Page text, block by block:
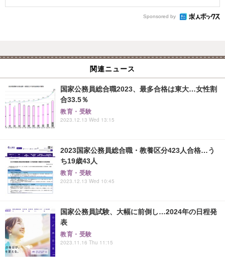
Sponsored by
関連ニュース
国家公務員総合職2023、最多合格は東大…女性割
合33.5％
教育・受験
2023.12.13 Wed 13:15
2023国家公務員総合職・教養区分423人合格…う
ち19歳43人
教育・受験
2023.12.13 Wed 10:45
国家公務員試験、大幅に前倒し…2024年の日程発
表
教育・受験
2023.11.16 Thu 11:15